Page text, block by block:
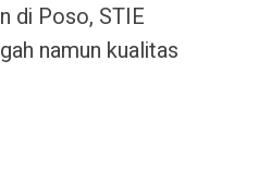
di Poso, STIE
namun kualitas